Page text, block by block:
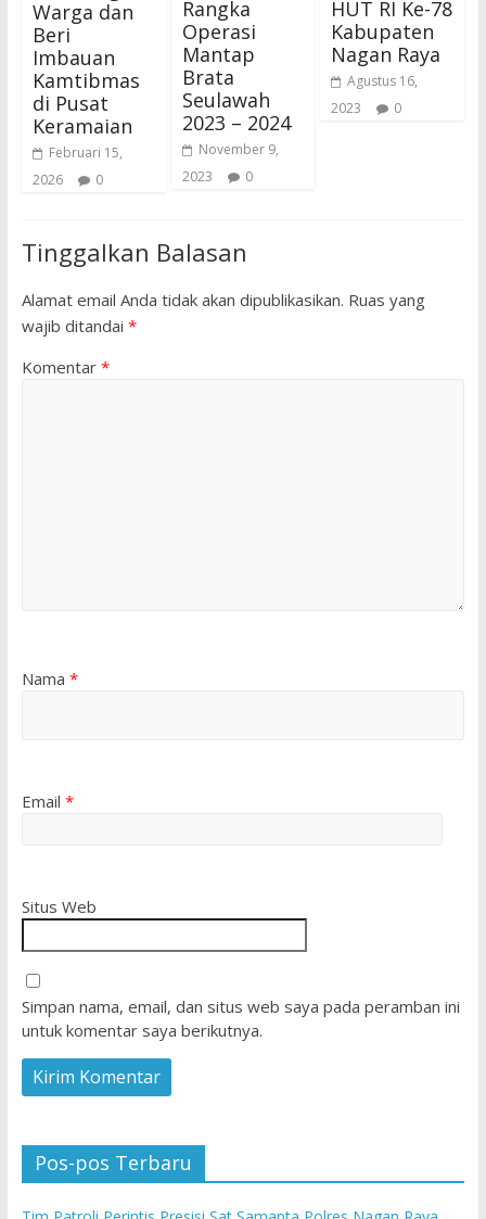
Warga dan
Beri
Imbauan
Kamtibmas
di Pusat
Keramaian
Februari 15,
2026
0
Rangka
Operasi
Mantap
Brata
Seulawah
2023 – 2024
November 9,
2023
0
HUT RI Ke-78
Kabupaten
Nagan Raya
Agustus 16,
2023
0
Tinggalkan Balasan
Alamat email Anda tidak akan dipublikasikan. Ruas yang
wajib ditandai *
Komentar *
Nama *
Email *
Situs Web
Simpan nama, email, dan situs web saya pada peramban ini
untuk komentar saya berikutnya.
Pos-pos Terbaru